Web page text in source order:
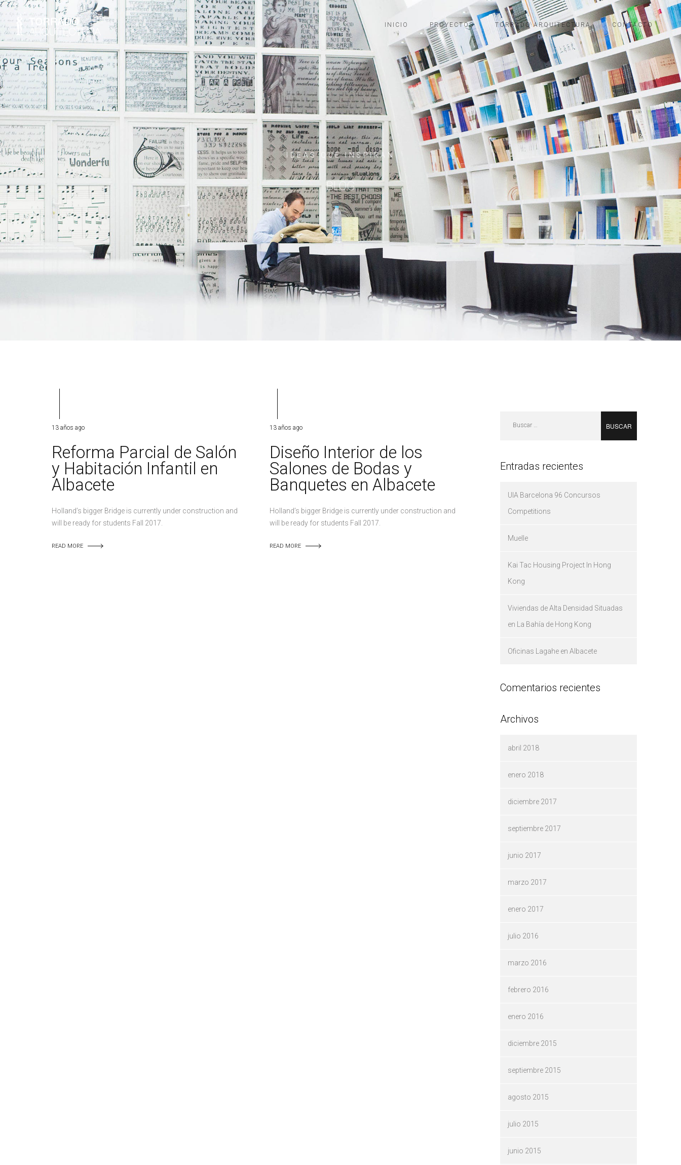
INICIO PROYECTOS TORRADO ARQUITECTURA CONTACTO
IDEAS QUE INSPIRAN
BLOG
13 años ago
Reforma Parcial de Salón
y Habitación Infantil en
Albacete
Holland’s bigger Bridge is currently under construction and
will be ready for students Fall 2017.
READ MORE
13 años ago
Diseño Interior de los
Salones de Bodas y
Banquetes en Albacete
Holland’s bigger Bridge is currently under construction and
will be ready for students Fall 2017.
READ MORE
Entradas recientes
UIA Barcelona 96 Concursos
Competitions
Muelle
Kai Tac Housing Project In Hong
Kong
Viviendas de Alta Densidad Situadas
en La Bahía de Hong Kong
Oficinas Lagahe en Albacete
Comentarios recientes
Archivos
abril 2018
enero 2018
diciembre 2017
septiembre 2017
junio 2017
marzo 2017
enero 2017
julio 2016
marzo 2016
febrero 2016
enero 2016
diciembre 2015
septiembre 2015
agosto 2015
julio 2015
junio 2015